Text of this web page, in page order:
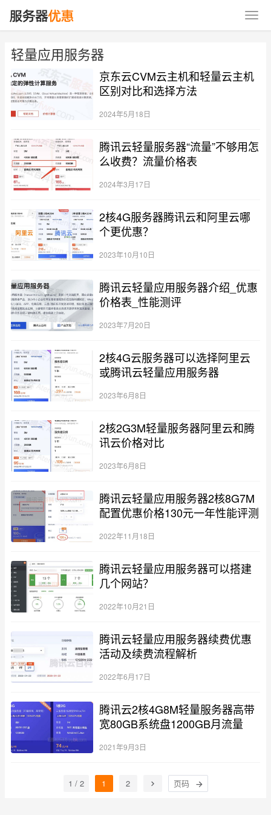
轻量应用服务器
京东云CVM云主机和轻量云主机
区别对比和选择方法
2024年5月18日
腾讯云轻量服务器“流量”不够用怎
么收费？流量价格表
2024年3月17日
2核4G服务器腾讯云和阿里云哪
个更优惠？
2023年10月10日
腾讯云轻量应用服务器介绍_优惠
价格表_性能测评
2023年7月20日
2核4G云服务器可以选择阿里云
或腾讯云轻量应用服务器
2023年6月8日
2核2G3M轻量服务器阿里云和腾
讯云价格对比
2023年6月8日
腾讯云轻量应用服务器2核8G7M
配置优惠价格130元一年性能评测
2022年11月18日
腾讯云轻量应用服务器可以搭建
几个网站？
2022年10月21日
腾讯云轻量应用服务器续费优惠
活动及续费流程解析
2022年6月17日
腾讯云2核4G8M轻量服务器高带
宽80GB系统盘1200GB月流量
2021年9月3日
1 / 2 1 2